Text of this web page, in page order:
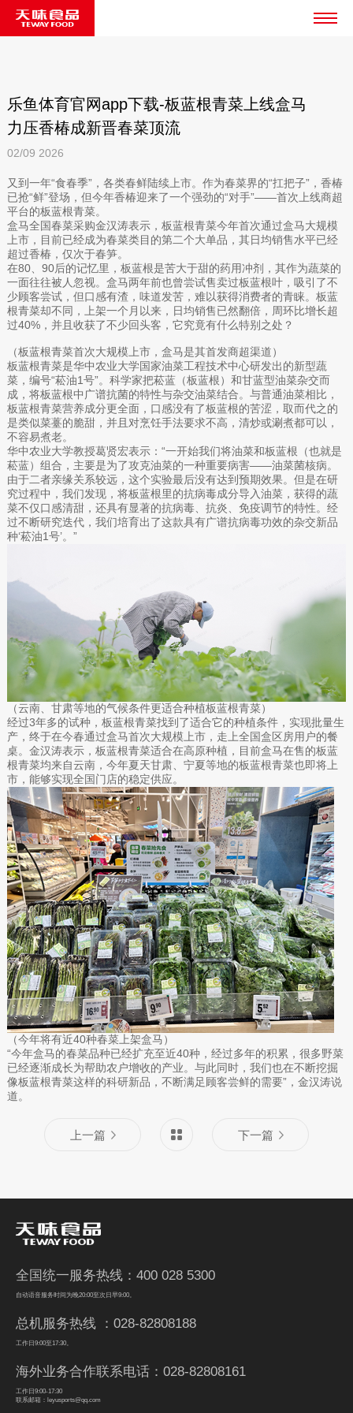
乐鱼体育官网app下载-板蓝根青菜上线盒马
力压香椿成新晋春菜顶流
02/09 2026
又到一年“食春季”，各类春鲜陆续上市。作为春菜界的“扛把子”，香椿
已抢“鲜”登场，但今年香椿迎来了一个强劲的“对手”——首次上线商超
平台的板蓝根青菜。
盒马全国春菜采购金汉涛表示，板蓝根青菜今年首次通过盒马大规模
上市，目前已经成为春菜类目的第二个大单品，其日均销售水平已经
超过香椿，仅次于春笋。
在80、90后的记忆里，板蓝根是苦大于甜的药用冲剂，其作为蔬菜的
一面往往被人忽视。盒马两年前也曾尝试售卖过板蓝根叶，吸引了不
少顾客尝试，但口感有渣，味道发苦，难以获得消费者的青睐。板蓝
根青菜却不同，上架一个月以来，日均销售已然翻倍，周环比增长超
过40%，并且收获了不少回头客，它究竟有什么特别之处？
（板蓝根青菜首次大规模上市，盒马是其首发商超渠道）
板蓝根青菜是华中农业大学国家油菜工程技术中心研发出的新型蔬
菜，编号“菘油1号”。科学家把菘蓝（板蓝根）和甘蓝型油菜杂交而
成，将板蓝根中广谱抗菌的特性与杂交油菜结合。与普通油菜相比，
板蓝根青菜营养成分更全面，口感没有了板蓝根的苦涩，取而代之的
是类似菜薹的脆甜，并且对烹饪手法要求不高，清炒或涮煮都可以，
不容易煮老。
华中农业大学教授葛贤宏表示：“一开始我们将油菜和板蓝根（也就是
菘蓝）组合，主要是为了攻克油菜的一种重要病害——油菜菌核病。
由于二者亲缘关系较远，这个实验最后没有达到预期效果。但是在研
究过程中，我们发现，将板蓝根里的抗病毒成分导入油菜，获得的蔬
菜不仅口感清甜，还具有显著的抗病毒、抗炎、免疫调节的特性。经
过不断研究迭代，我们培育出了这款具有广谱抗病毒功效的杂交新品
种‘菘油1号’。”
（云南、甘肃等地的气候条件更适合种植板蓝根青菜）
经过3年多的试种，板蓝根青菜找到了适合它的种植条件，实现批量生
产，终于在今春通过盒马首次大规模上市，走上全国盒区房用户的餐
桌。金汉涛表示，板蓝根青菜适合在高原种植，目前盒马在售的板蓝
根青菜均来自云南，今年夏天甘肃、宁夏等地的板蓝根青菜也即将上
市，能够实现全国门店的稳定供应。
（今年将有近40种春菜上架盒马）
“今年盒马的春菜品种已经扩充至近40种，经过多年的积累，很多野菜
已经逐渐成长为帮助农户增收的产业。与此同时，我们也在不断挖掘
像板蓝根青菜这样的科研新品，不断满足顾客尝鲜的需要”，金汉涛说
道。
上一篇 下一篇
全国统一服务热线：400 028 5300
自动语音服务时间为晚20:00至次日早9:00。
总机服务热线 ：028-82808188
工作日9:00至17:30。
海外业务合作联系电话：028-82808161
工作日9:00-17:30
联系邮箱：leyusports@qq.com